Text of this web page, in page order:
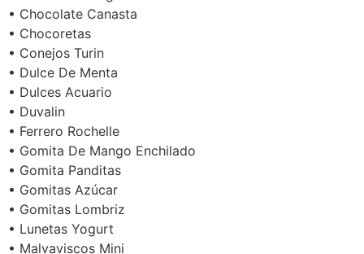
• Chocolate Canasta
• Chocoretas
• Conejos Turin
• Dulce De Menta
• Dulces Acuario
• Duvalin
• Ferrero Rochelle
• Gomita De Mango Enchilado
• Gomita Panditas
• Gomitas Azúcar
• Gomitas Lombriz
• Lunetas Yogurt
• Malvaviscos Mini